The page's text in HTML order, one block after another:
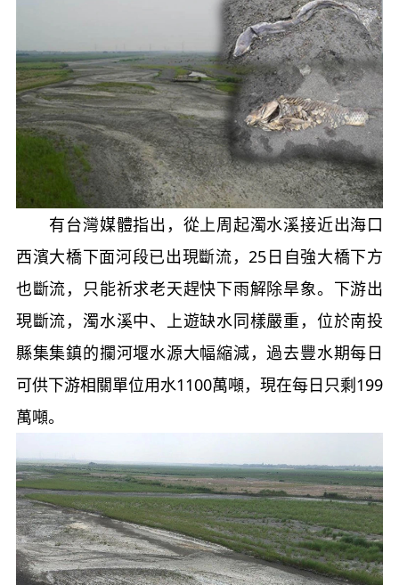
有台灣媒體指出，從上周起濁水溪接近出海口
西濱大橋下面河段已出現斷流，25日自強大橋下方
也斷流，只能祈求老天趕快下雨解除旱象。下游出
現斷流，濁水溪中、上遊缺水同樣嚴重，位於南投
縣集集鎮的攔河堰水源大幅縮減，過去豐水期每日
可供下游相關單位用水1100萬噸，現在每日只剩199
萬噸。